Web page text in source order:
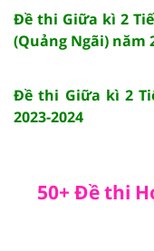
Đề thi Giữa kì 2
(Quảng Ngãi) năm
Đề thi Giữa kì 2
2023-2024
50+ Đề thi